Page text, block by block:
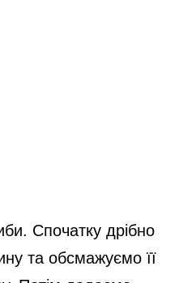
Спочатку дрібно
та обсмажуємо її